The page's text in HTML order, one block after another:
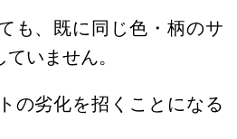
も、既に同じ色・柄のサ
いません。
の劣化を招くことになる